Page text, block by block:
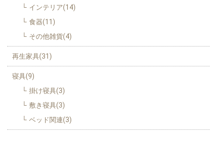
インテリア(14)
食器(11)
その他雑貨(4)
再生家具(31)
寝具(9)
掛け寝具(3)
敷き寝具(3)
ベッド関連(3)